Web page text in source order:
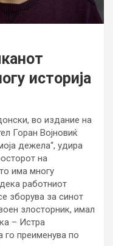
историја
во издание на
Горан Војновиќ
дежела“, удира
на
има многу
работниот
зборува за синот
злосторник, имал
– Истра
го преименува по